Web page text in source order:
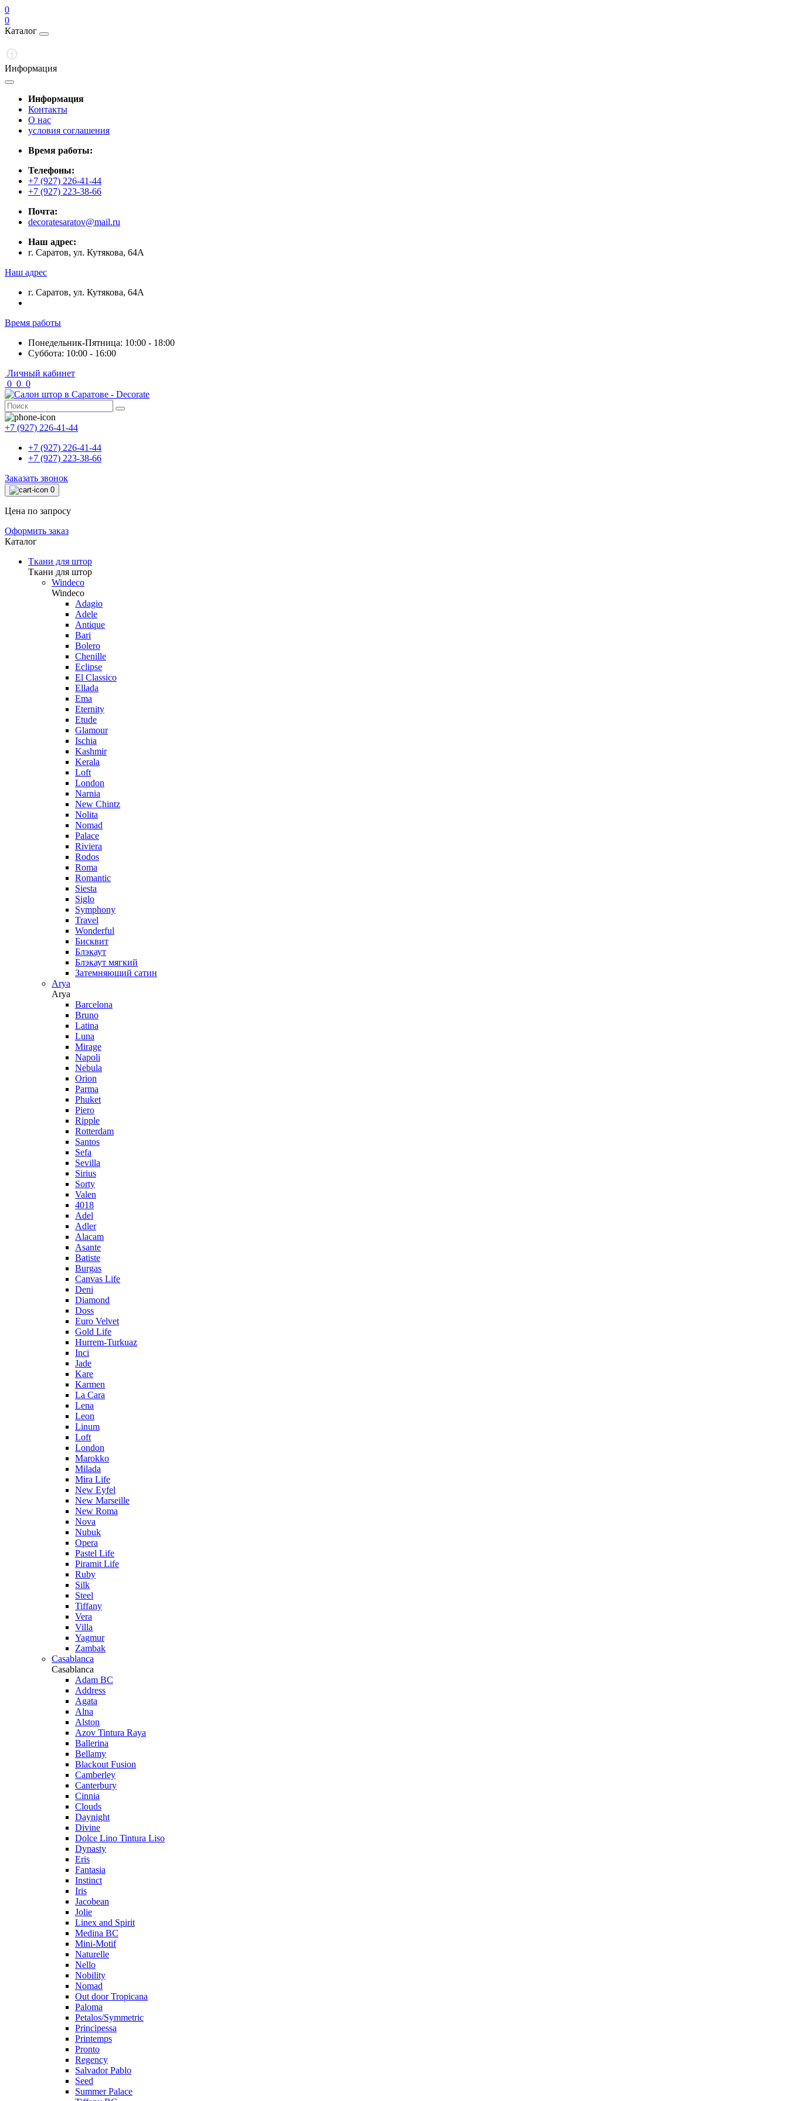
0
0
Каталог
Информация
Информация
Контакты
О нас
условия соглашения
Время работы:
Телефоны:
+7 (927) 226-41-44
+7 (927) 223-38-66
Почта:
decoratesaratov@mail.ru
Наш адрес:
г. Саратов, ул. Кутякова, 64А
Наш адрес
г. Саратов, ул. Кутякова, 64А
Время работы
Понедельник-Пятница: 10:00 - 18:00
Суббота: 10:00 - 16:00
Личный кабинет
0 0 0
+7 (927) 226-41-44
+7 (927) 226-41-44
+7 (927) 223-38-66
Заказать звонок
0
Цена по запросу
Оформить заказ
Каталог
Ткани для штор
Ткани для штор
Windeco
Windeco
Adagio
Adele
Antique
Bari
Bolero
Chenille
Eclipse
El Classico
Ellada
Ema
Eternity
Etude
Glamour
Ischia
Kashmir
Kerala
Loft
London
Narnia
New Chintz
Nolita
Nomad
Palace
Riviera
Rodos
Roma
Romantic
Siesta
Siglo
Symphony
Travel
Wonderful
Бисквит
Блэкаут
Блэкаут мягкий
Затемняющий сатин
Arya
Arya
Barcelona
Bruno
Latina
Luna
Mirage
Napoli
Nebula
Orion
Parma
Phuket
Piero
Ripple
Rotterdam
Santos
Sefa
Sevilla
Sirius
Sorty
Valen
4018
Adel
Adler
Alacam
Asante
Batiste
Burgas
Canvas Life
Deni
Diamond
Doss
Euro Velvet
Gold Life
Hurrem-Turkuaz
Inci
Jade
Kare
Karmen
La Cara
Lena
Leon
Linum
Loft
London
Marokko
Milada
Mira Life
New Eyfel
New Marseille
New Roma
Nova
Nubuk
Opera
Pastel Life
Piramit Life
Ruby
Silk
Steel
Tiffany
Vera
Villa
Yagmur
Zambak
Casablanca
Casablanca
Adam BC
Address
Agata
Alna
Alston
Azov Tintura Raya
Ballerina
Bellamy
Blackout Fusion
Camberley
Canterbury
Cinnia
Clouds
Daynight
Divine
Dolce Lino Tintura Liso
Dynasty
Eris
Fantasia
Instinct
Iris
Jacobean
Jolie
Linex and Spirit
Medina BC
Mini-Motif
Naturelle
Nello
Nobility
Nomad
Out door Tropicana
Paloma
Petalos/Symmetric
Principessa
Printemps
Pronto
Regency
Salvador Pablo
Seed
Summer Palace